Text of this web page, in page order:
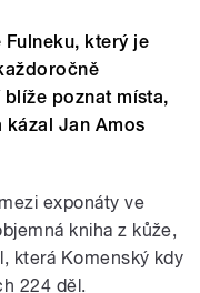
který je
poznat místa,
kázal Jan Amos
exponáty ve
kniha z kůže,
která Komenský kdy
224 děl.